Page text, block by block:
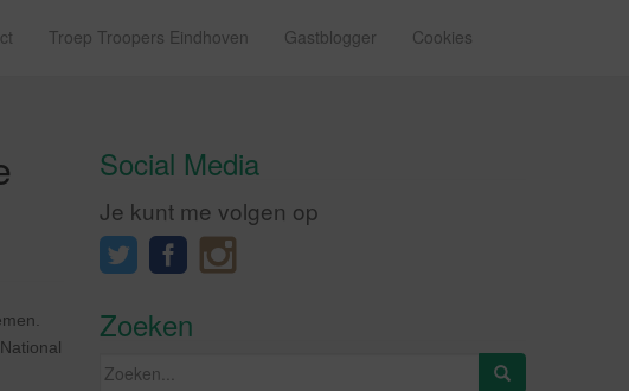
Troep Troopers Eindhoven Gastblogger Cookies
Social Media
Je kunt me volgen op
Zoeken
Zoeken